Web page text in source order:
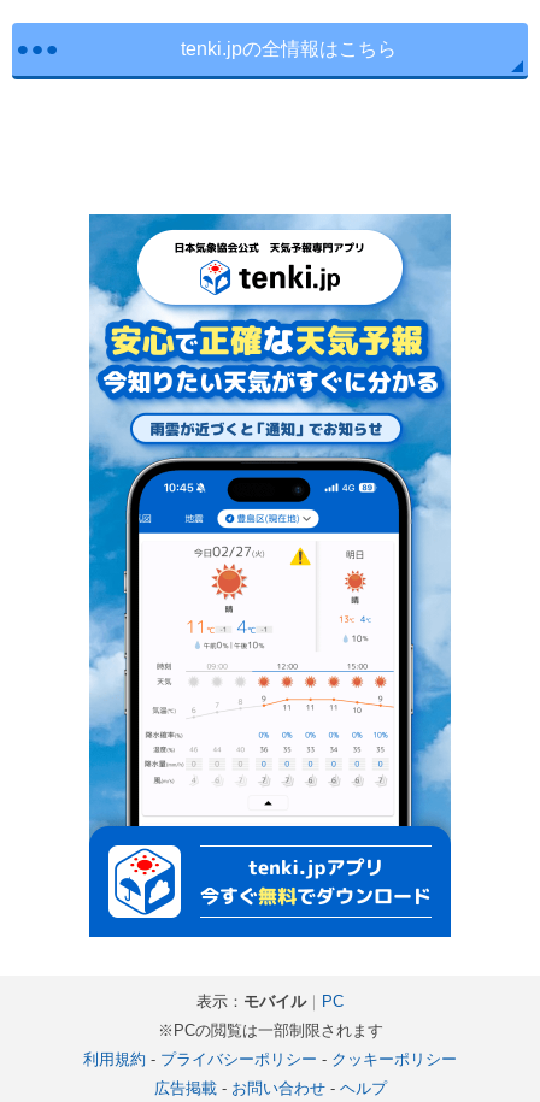
tenki.jpの全情報はこちら
表示： モバイル｜ PC
※PCの閲覧は一部制限されます
利用規約 - プライバシーポリシー - クッキーポリシー
広告掲載- お問い合わせ- ヘルプ